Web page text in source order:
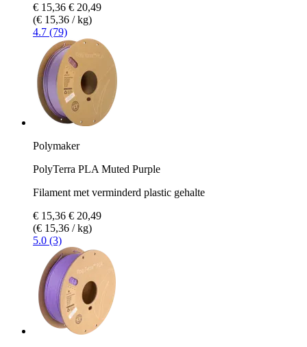
€ 15,36 € 20,49
(€ 15,36 / kg)
4.7 (79)
Polymaker
PolyTerra PLA Muted Purple
Filament met verminderd plastic gehalte
€ 15,36 € 20,49
(€ 15,36 / kg)
5.0 (3)